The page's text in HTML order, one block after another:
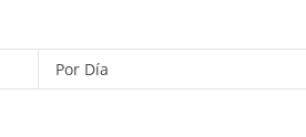
Por Día